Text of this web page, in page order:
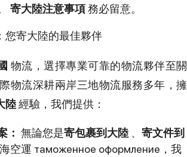
寄大陸注意事項務必留意。
您寄大陸的最佳夥伴
物流，選擇專業可靠的物流夥伴至關
物流深耕兩岸三地物流服務多年，擁
陸經驗，我們提供：
： 無論您是寄包裹到大陸 、 寄文件到
海空運 таможенное оформление，我